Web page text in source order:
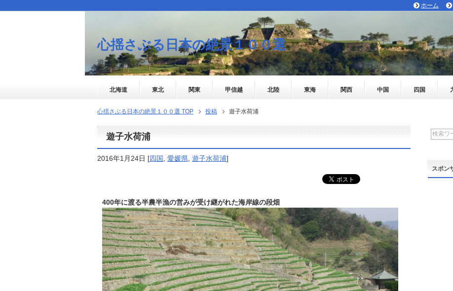
心揺さぶる日本の絶景１００選
遊子水荷浦
北海道 東北 関東 甲信越 北陸 東海 関西 中国 四国
心揺さぶる日本の絶景１００選 TOP 投稿 遊子水荷浦
遊子水荷浦
2016年1月24日 [四国 愛媛県 遊子水荷浦]
400年に渡る半農半漁の営みが受け継がれた海岸線の段畑
スポン
ホーム